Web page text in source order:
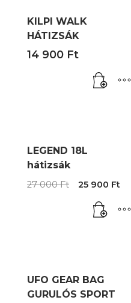
KILPI WALK
HÁTIZSÁK
14 900 Ft
LEGEND 18L
hátizsák
27 000Ft
Original
was:
25 900 Ft
is:
UFO GEAR BAG
GURULÓS SPORT